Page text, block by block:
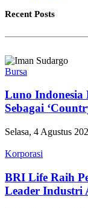
Recent Posts
Bursa
Luno Indonesia
Sebagai
Selasa, 4 Agustus
Korporasi
BRI Life Raih
Leader Industri